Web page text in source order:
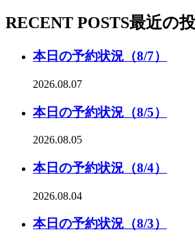
RECENT POSTS最近の
本日の予約状況（8/7）
2026.08.07
本日の予約状況（8/5）
2026.08.05
本日の予約状況（8/4）
2026.08.04
本日の予約状況（8/3）